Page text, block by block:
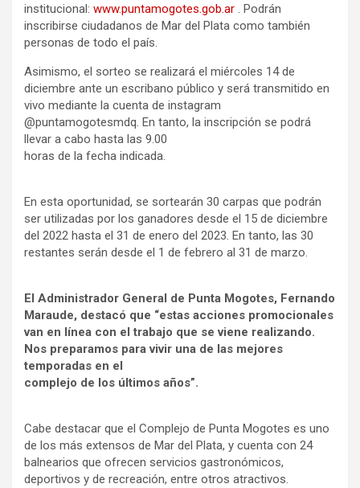
institucional: www.puntamogotes.gob.ar . Podrán
inscribirse ciudadanos de Mar del Plata como también
personas de todo el país.
Asimismo, el sorteo se realizará el miércoles 14 de
diciembre ante un escribano público y será transmitido en
vivo mediante la cuenta de instagram
@puntamogotesmdq. En tanto, la inscripción se podrá
llevar a cabo hasta las 9.00
horas de la fecha indicada.
En esta oportunidad, se sortearán 30 carpas que podrán
ser utilizadas por los ganadores desde el 15 de diciembre
del 2022 hasta el 31 de enero del 2023. En tanto, las 30
restantes serán desde el 1 de febrero al 31 de marzo.
El Administrador General de Punta Mogotes, Fernando
Maraude, destacó que “estas acciones promocionales
van en línea con el trabajo que se viene realizando.
Nos preparamos para vivir una de las mejores
temporadas en el
complejo de los últimos años”.
Cabe destacar que el Complejo de Punta Mogotes es uno
de los más extensos de Mar del Plata, y cuenta con 24
balnearios que ofrecen servicios gastronómicos,
deportivos y de recreación, entre otros atractivos.